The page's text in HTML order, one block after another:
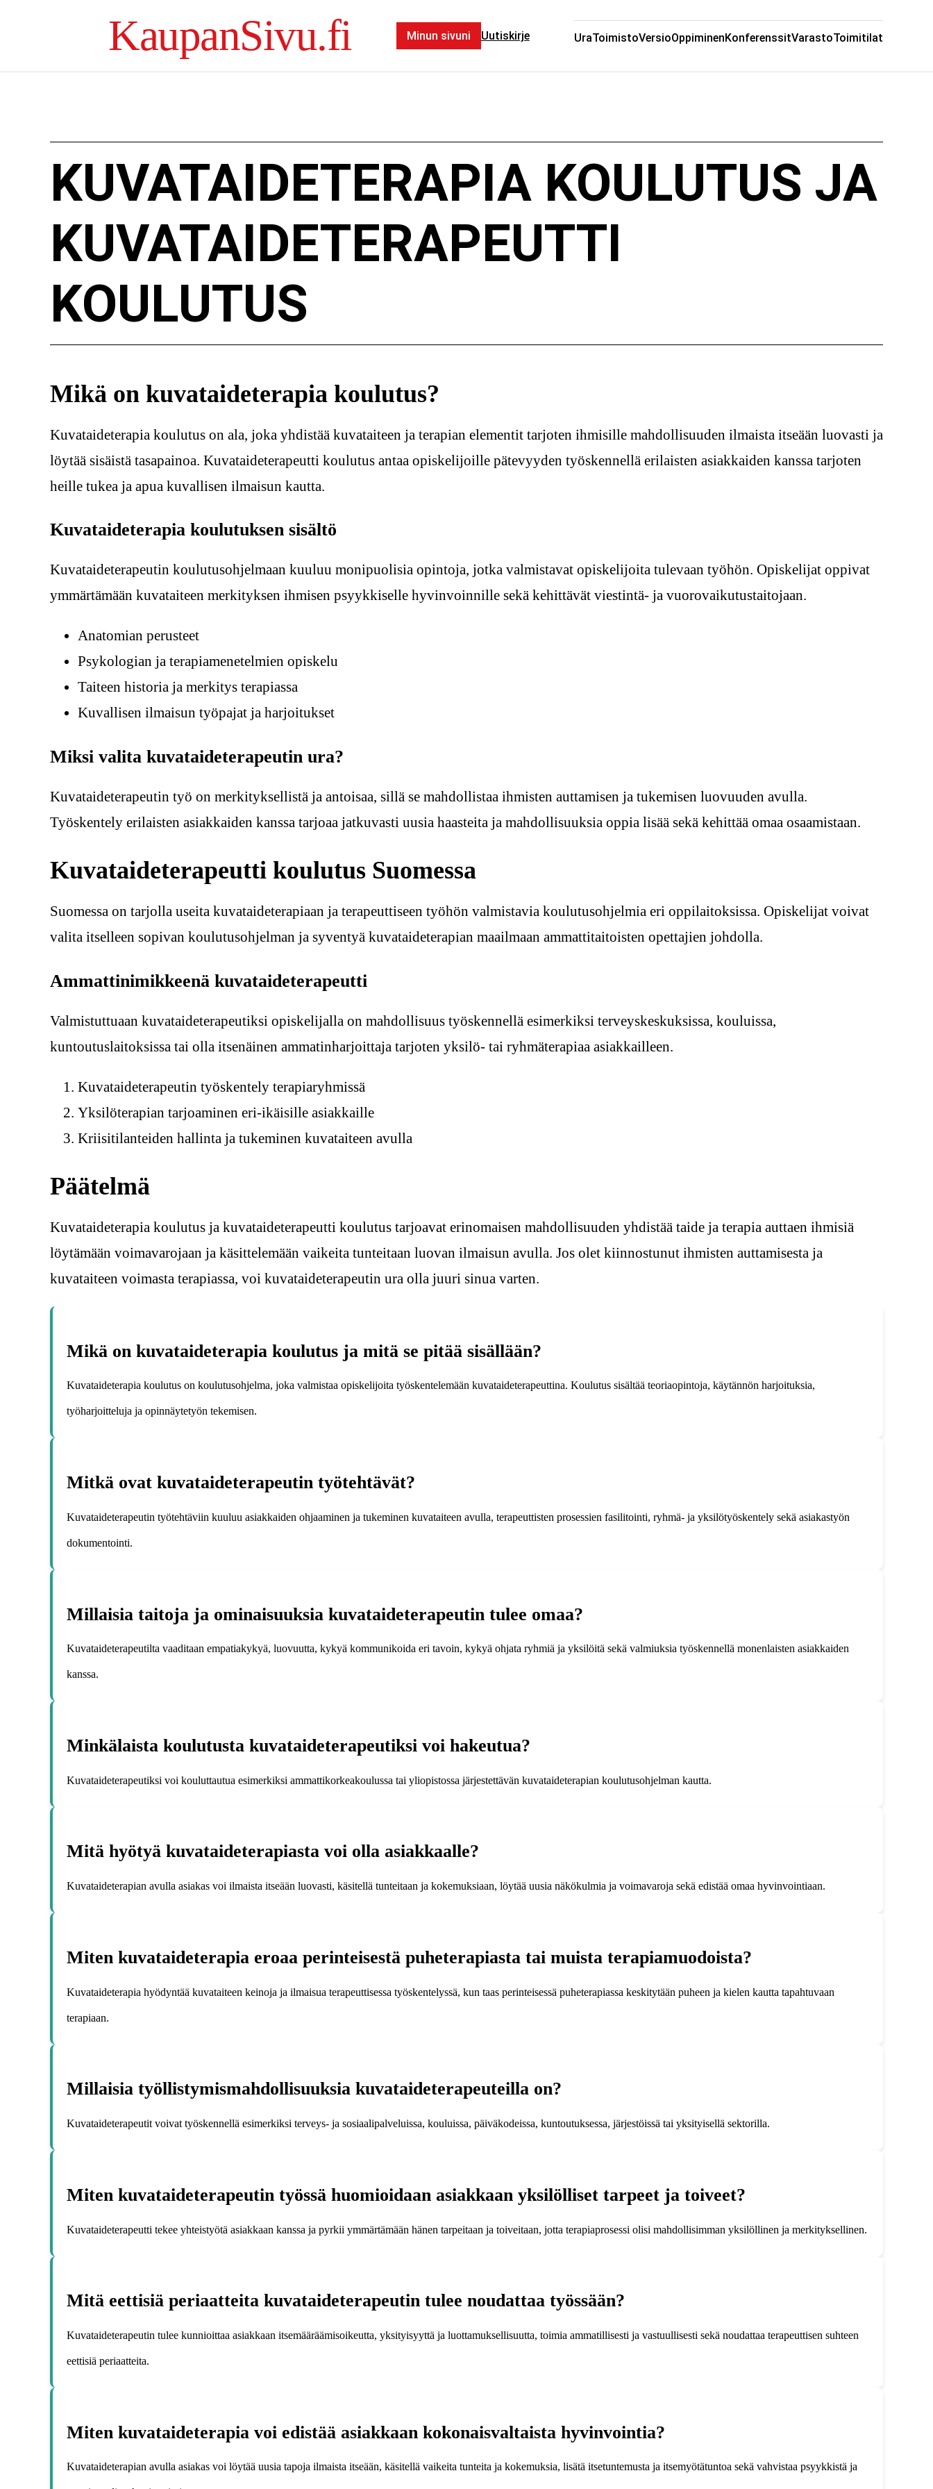
KaupanSivu.fi UraToimistoVersioOppiminenKonferenssitVarastoToimitilat
Minun sivuni Uutiskirje
KUVATAIDETERAPIA KOULUTUS JA
KUVATAIDETERAPEUTTI
KOULUTUS
Mikä on kuvataideterapia koulutus?
Kuvataideterapia koulutus on ala, joka yhdistää kuvataiteen ja terapian elementit tarjoten ihmisille mahdollisuuden ilmaista itseään luovasti ja
löytää sisäistä tasapainoa. Kuvataideterapeutti koulutus antaa opiskelijoille pätevyyden työskennellä erilaisten asiakkaiden kanssa tarjoten
heille tukea ja apua kuvallisen ilmaisun kautta.
Kuvataideterapia koulutuksen sisältö
Kuvataideterapeutin koulutusohjelmaan kuuluu monipuolisia opintoja, jotka valmistavat opiskelijoita tulevaan työhön. Opiskelijat oppivat
ymmärtämään kuvataiteen merkityksen ihmisen psyykkiselle hyvinvoinnille sekä kehittävät viestintä- ja vuorovaikutustaitojaan.
Anatomian perusteet
Psykologian ja terapiamenetelmien opiskelu
Taiteen historia ja merkitys terapiassa
Kuvallisen ilmaisun työpajat ja harjoitukset
Miksi valita kuvataideterapeutin ura?
Kuvataideterapeutin työ on merkityksellistä ja antoisaa, sillä se mahdollistaa ihmisten auttamisen ja tukemisen luovuuden avulla.
Työskentely erilaisten asiakkaiden kanssa tarjoaa jatkuvasti uusia haasteita ja mahdollisuuksia oppia lisää sekä kehittää omaa osaamistaan.
Kuvataideterapeutti koulutus Suomessa
Suomessa on tarjolla useita kuvataideterapiaan ja terapeuttiseen työhön valmistavia koulutusohjelmia eri oppilaitoksissa. Opiskelijat voivat
valita itselleen sopivan koulutusohjelman ja syventyä kuvataideterapian maailmaan ammattitaitoisten opettajien johdolla.
Ammattinimikkeenä kuvataideterapeutti
Valmistuttuaan kuvataideterapeutiksi opiskelijalla on mahdollisuus työskennellä esimerkiksi terveyskeskuksissa, kouluissa,
kuntoutuslaitoksissa tai olla itsenäinen ammatinharjoittaja tarjoten yksilö- tai ryhmäterapiaa asiakkailleen.
Kuvataideterapeutin työskentely terapiaryhmissä
Yksilöterapian tarjoaminen eri-ikäisille asiakkaille
Kriisitilanteiden hallinta ja tukeminen kuvataiteen avulla
Päätelmä
Kuvataideterapia koulutus ja kuvataideterapeutti koulutus tarjoavat erinomaisen mahdollisuuden yhdistää taide ja terapia auttaen ihmisiä
löytämään voimavarojaan ja käsittelemään vaikeita tunteitaan luovan ilmaisun avulla. Jos olet kiinnostunut ihmisten auttamisesta ja
kuvataiteen voimasta terapiassa, voi kuvataideterapeutin ura olla juuri sinua varten.
Mikä on kuvataideterapia koulutus ja mitä se pitää sisällään?
Kuvataideterapia koulutus on koulutusohjelma, joka valmistaa opiskelijoita työskentelemään kuvataideterapeuttina. Koulutus sisältää teoriaopintoja, käytännön harjoituksia,
työharjoitteluja ja opinnäytetyön tekemisen.
Mitkä ovat kuvataideterapeutin työtehtävät?
Kuvataideterapeutin työtehtäviin kuuluu asiakkaiden ohjaaminen ja tukeminen kuvataiteen avulla, terapeuttisten prosessien fasilitointi, ryhmä- ja yksilötyöskentely sekä asiakastyön
dokumentointi.
Millaisia taitoja ja ominaisuuksia kuvataideterapeutin tulee omaa?
Kuvataideterapeutilta vaaditaan empatiakykyä, luovuutta, kykyä kommunikoida eri tavoin, kykyä ohjata ryhmiä ja yksilöitä sekä valmiuksia työskennellä monenlaisten asiakkaiden
kanssa.
Minkälaista koulutusta kuvataideterapeutiksi voi hakeutua?
Kuvataideterapeutiksi voi kouluttautua esimerkiksi ammattikorkeakoulussa tai yliopistossa järjestettävän kuvataideterapian koulutusohjelman kautta.
Mitä hyötyä kuvataideterapiasta voi olla asiakkaalle?
Kuvataideterapian avulla asiakas voi ilmaista itseään luovasti, käsitellä tunteitaan ja kokemuksiaan, löytää uusia näkökulmia ja voimavaroja sekä edistää omaa hyvinvointiaan.
Miten kuvataideterapia eroaa perinteisestä puheterapiasta tai muista terapiamuodoista?
Kuvataideterapia hyödyntää kuvataiteen keinoja ja ilmaisua terapeuttisessa työskentelyssä, kun taas perinteisessä puheterapiassa keskitytään puheen ja kielen kautta tapahtuvaan
terapiaan.
Millaisia työllistymismahdollisuuksia kuvataideterapeuteilla on?
Kuvataideterapeutit voivat työskennellä esimerkiksi terveys- ja sosiaalipalveluissa, kouluissa, päiväkodeissa, kuntoutuksessa, järjestöissä tai yksityisellä sektorilla.
Miten kuvataideterapeutin työssä huomioidaan asiakkaan yksilölliset tarpeet ja toiveet?
Kuvataideterapeutti tekee yhteistyötä asiakkaan kanssa ja pyrkii ymmärtämään hänen tarpeitaan ja toiveitaan, jotta terapiaprosessi olisi mahdollisimman yksilöllinen ja merkityksellinen.
Mitä eettisiä periaatteita kuvataideterapeutin tulee noudattaa työssään?
Kuvataideterapeutin tulee kunnioittaa asiakkaan itsemääräämisoikeutta, yksityisyyttä ja luottamuksellisuutta, toimia ammatillisesti ja vastuullisesti sekä noudattaa terapeuttisen suhteen
eettisiä periaatteita.
Miten kuvataideterapia voi edistää asiakkaan kokonaisvaltaista hyvinvointia?
Kuvataideterapian avulla asiakas voi löytää uusia tapoja ilmaista itseään, käsitellä vaikeita tunteita ja kokemuksia, lisätä itsetuntemusta ja itsemyötätuntoa sekä vahvistaa psyykkistä ja